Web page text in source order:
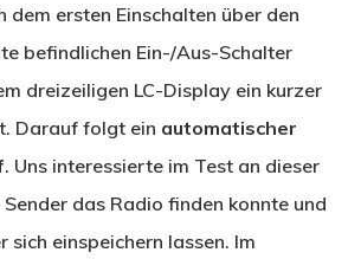
dem ersten Einschalten über den
befindlichen Ein-/Aus-Schalter
dreizeiligen LC-Display ein kurzer
Darauf folgt ein automatischer
. Uns interessierte im Test an dieser
das Radio finden konnte und
sich einspeichern lassen. Im